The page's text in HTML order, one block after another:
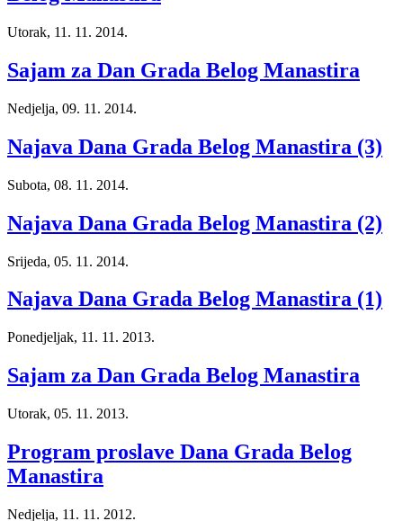
Utorak, 11. 11. 2014.
Sajam za Dan Grada Belog Manastira
Nedjelja, 09. 11. 2014.
Najava Dana Grada Belog Manastira (3)
Subota, 08. 11. 2014.
Najava Dana Grada Belog Manastira (2)
Srijeda, 05. 11. 2014.
Najava Dana Grada Belog Manastira (1)
Ponedjeljak, 11. 11. 2013.
Sajam za Dan Grada Belog Manastira
Utorak, 05. 11. 2013.
Program proslave Dana Grada Belog
Manastira
Nedjelja, 11. 11. 2012.